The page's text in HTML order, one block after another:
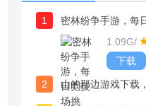
1
1.09G/
下载
2